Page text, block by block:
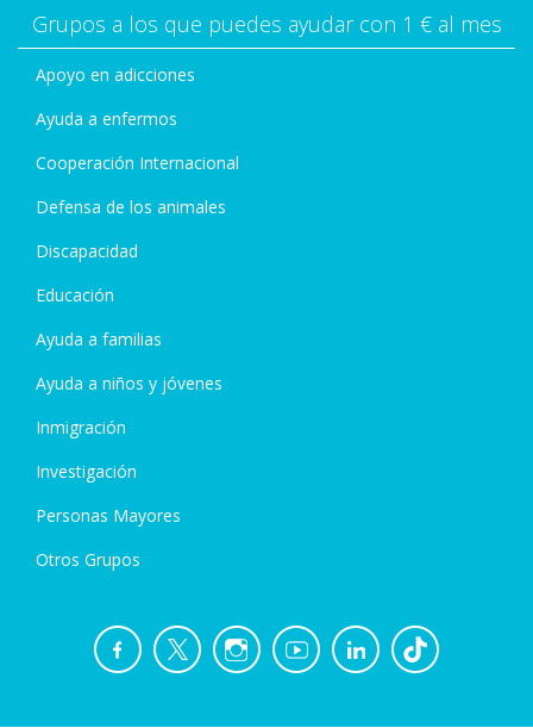
Grupos a los que puedes ayudar con 1 € al mes
Apoyo en adicciones
Ayuda a enfermos
Cooperación Internacional
Defensa de los animales
Discapacidad
Educación
Ayuda a familias
Ayuda a niños y jóvenes
Inmigración
Investigación
Personas Mayores
Otros Grupos